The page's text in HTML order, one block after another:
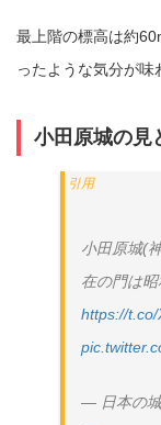
最上階の標高は約
ったような気分が味
小田原城の見
小田原城(
在の門は昭
https://
— 日本の